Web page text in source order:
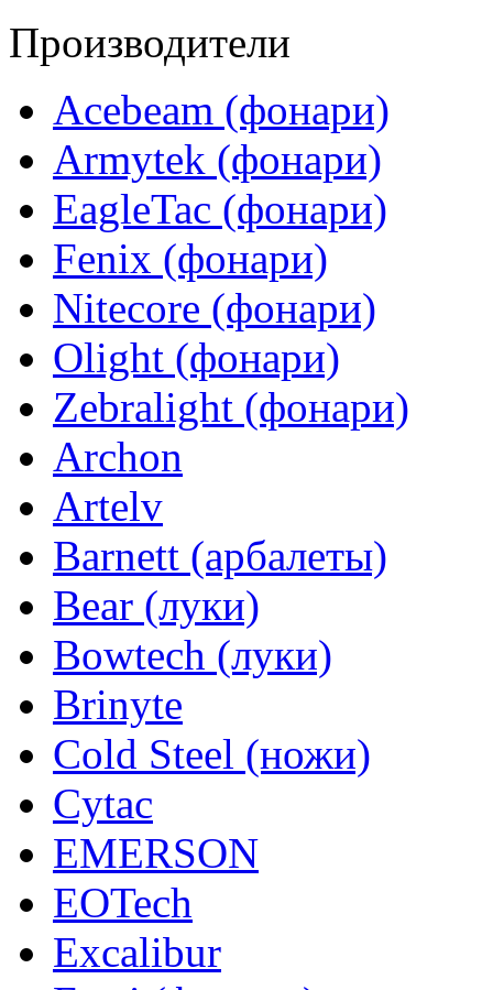
Производители
Acebeam (фонари)
Armytek (фонари)
EagleTac (фонари)
Fenix (фонари)
Nitecore (фонари)
Olight (фонари)
Zebralight (фонари)
Archon
Artelv
Barnett (арбалеты)
Bear (луки)
Bowtech (луки)
Brinyte
Cold Steel (ножи)
Cytac
EMERSON
EOTech
Excalibur